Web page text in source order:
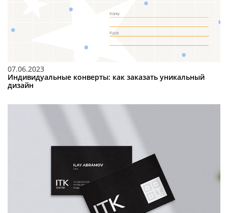
07.06.2023
Индивидуальные конверты: как заказать уникальный
дизайн